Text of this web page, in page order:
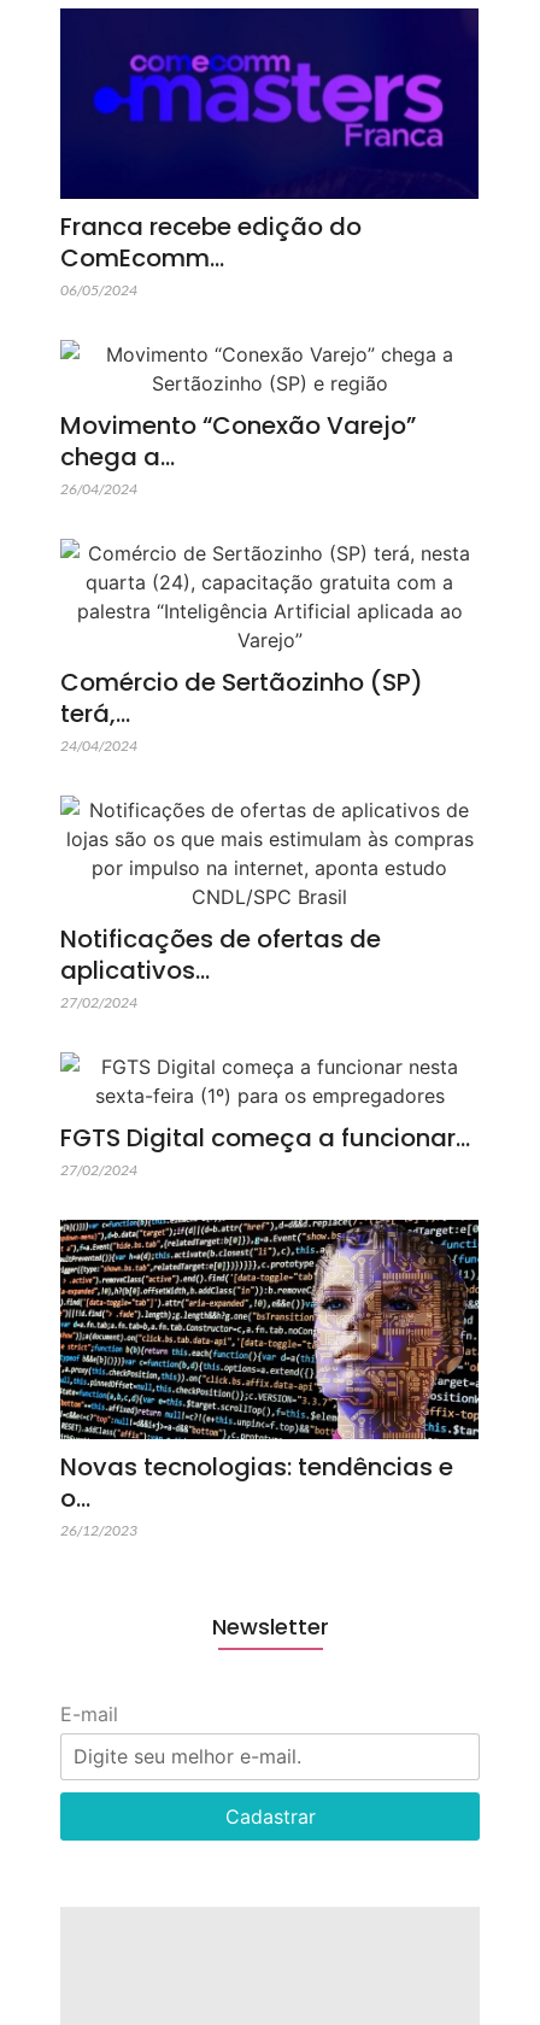
Franca recebe edição do
ComEcomm…
06/05/2024
Movimento “Conexão Varejo”
chega a…
26/04/2024
Comércio de Sertãozinho (SP)
terá,…
24/04/2024
Notificações de ofertas de
aplicativos…
27/02/2024
FGTS Digital começa a funcionar…
27/02/2024
Novas tecnologias: tendências e
o…
26/12/2023
Newsletter
E-mail
Cadastrar